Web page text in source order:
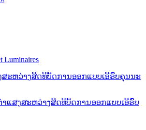
Luminaires